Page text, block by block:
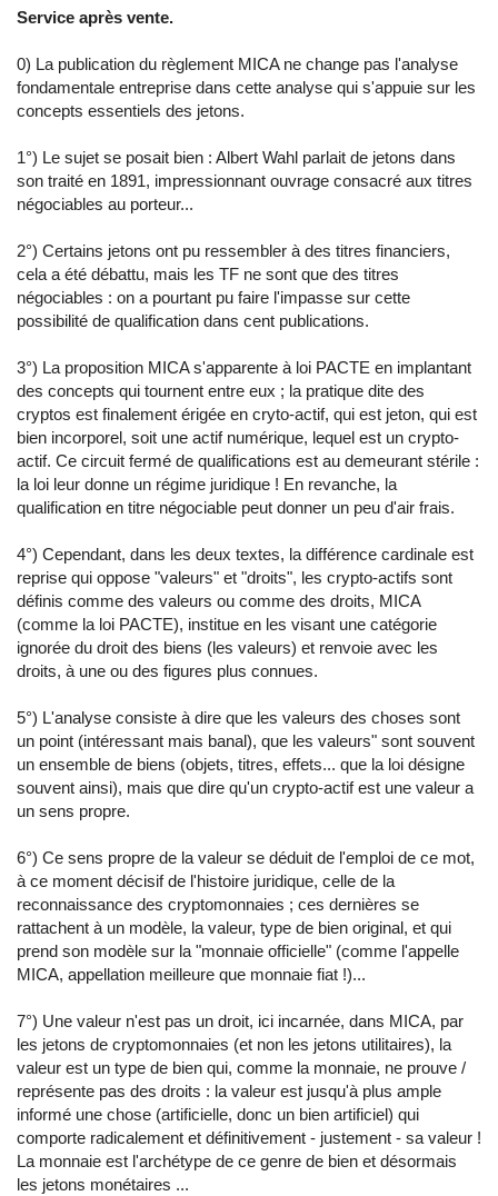
Service après vente.
0) La publication du règlement MICA ne change pas l'analyse
fondamentale entreprise dans cette analyse qui s'appuie sur les
concepts essentiels des jetons.
1°) Le sujet se posait bien : Albert Wahl parlait de jetons dans
son traité en 1891, impressionnant ouvrage consacré aux titres
négociables au porteur...
2°) Certains jetons ont pu ressembler à des titres financiers,
cela a été débattu, mais les TF ne sont que des titres
négociables : on a pourtant pu faire l'impasse sur cette
possibilité de qualification dans cent publications.
3°) La proposition MICA s'apparente à loi PACTE en implantant
des concepts qui tournent entre eux ; la pratique dite des
cryptos est finalement érigée en cryto-actif, qui est jeton, qui est
bien incorporel, soit une actif numérique, lequel est un crypto-
actif. Ce circuit fermé de qualifications est au demeurant stérile :
la loi leur donne un régime juridique ! En revanche, la
qualification en titre négociable peut donner un peu d'air frais.
4°) Cependant, dans les deux textes, la différence cardinale est
reprise qui oppose "valeurs" et "droits", les crypto-actifs sont
définis comme des valeurs ou comme des droits, MICA
(comme la loi PACTE), institue en les visant une catégorie
ignorée du droit des biens (les valeurs) et renvoie avec les
droits, à une ou des figures plus connues.
5°) L'analyse consiste à dire que les valeurs des choses sont
un point (intéressant mais banal), que les valeurs" sont souvent
un ensemble de biens (objets, titres, effets... que la loi désigne
souvent ainsi), mais que dire qu'un crypto-actif est une valeur a
un sens propre.
6°) Ce sens propre de la valeur se déduit de l'emploi de ce mot,
à ce moment décisif de l'histoire juridique, celle de la
reconnaissance des cryptomonnaies ; ces dernières se
rattachent à un modèle, la valeur, type de bien original, et qui
prend son modèle sur la "monnaie officielle" (comme l'appelle
MICA, appellation meilleure que monnaie fiat !)...
7°) Une valeur n'est pas un droit, ici incarnée, dans MICA, par
les jetons de cryptomonnaies (et non les jetons utilitaires), la
valeur est un type de bien qui, comme la monnaie, ne prouve /
représente pas des droits : la valeur est jusqu'à plus ample
informé une chose (artificielle, donc un bien artificiel) qui
comporte radicalement et définitivement - justement - sa valeur !
La monnaie est l'archétype de ce genre de bien et désormais
les jetons monétaires ...